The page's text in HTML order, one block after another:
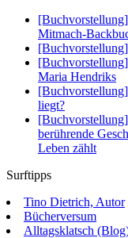
Mitmach-
Maria Hendriks
liegt?
berührende
Leben zählt
Surftipps
Tino Dietrich, Autor
Bücherversum
Alltagsklatsch